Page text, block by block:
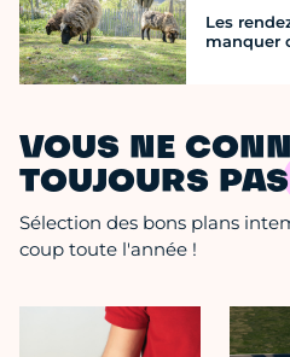
Les
manquer
VOUS NE
TOUJOURS
Sélection des bons plans
coup toute l'année !